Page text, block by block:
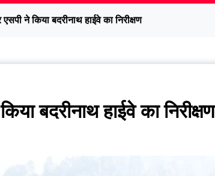
ने किया बदरीनाथ हाईवे का निरीक्षण
बदरीनाथ हाईवे का निरीक्षण